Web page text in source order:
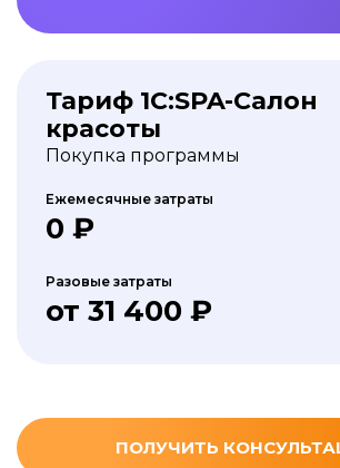
Тариф 1С:SPA-Салон
красоты
Покупка программы
Ежемесячные затраты
0 ₽
Разовые затраты
от 31 400 ₽
ПОЛУЧИТЬ